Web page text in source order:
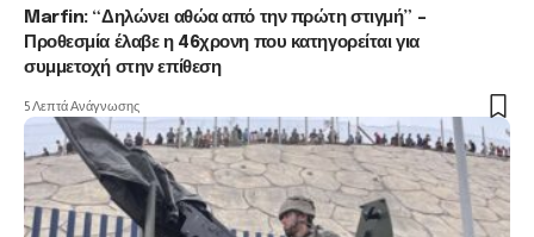
Marfin: “Δηλώνει αθώα από την πρώτη στιγμή” –
Προθεσμία έλαβε η 46χρονη που κατηγορείται για
συμμετοχή στην επίθεση
5 Λεπτά Ανάγνωσης